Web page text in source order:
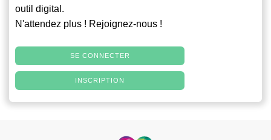
outil digital.
N'attendez plus ! Rejoignez-nous !
SE CONNECTER
INSCRIPTION